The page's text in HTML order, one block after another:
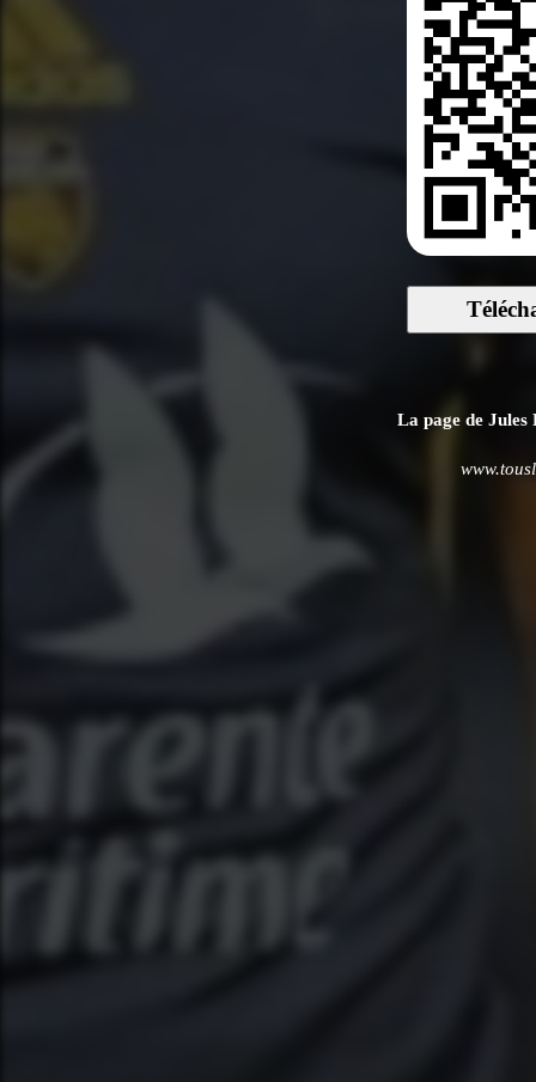
La page de Jules